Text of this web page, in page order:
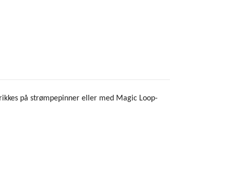
på strømpepinner eller med Magic Loop-